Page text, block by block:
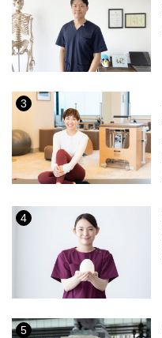
3
4
5